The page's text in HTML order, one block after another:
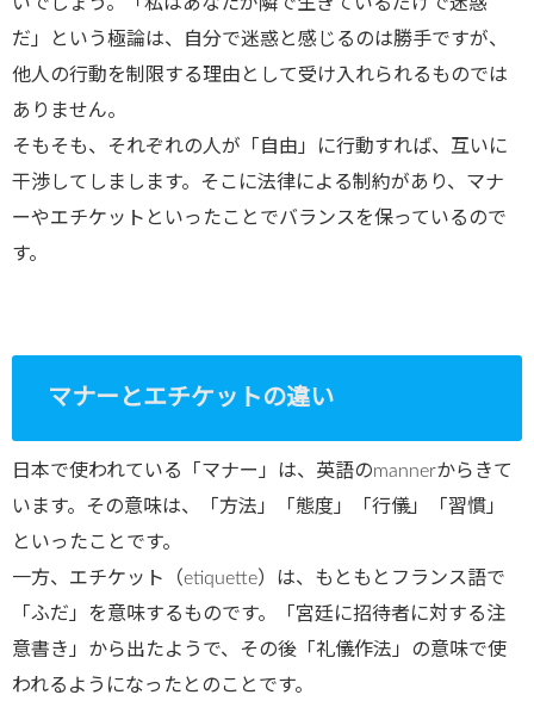
だ」という極論は、自分で迷惑と感じるのは勝手ですが、
他人の行動を制限する理由として受け入れられるものでは
ありません。
そもそも、それぞれの人が「自由」に行動すれば、互いに
干渉してしまします。そこに法律による制約があり、マナ
ーやエチケットといったことでバランスを保っているので
す。
マナーとエチケットの違い
日本で使われている「マナー」は、英語のmannerからきて
います。その意味は、「方法」「態度」「行儀」「習慣」
といったことです。
一方、エチケット（etiquette）は、もともとフランス語で
「ふだ」を意味するものです。「宮廷に招待者に対する注
意書き」から出たようで、その後「礼儀作法」の意味で使
われるようになったとのことです。